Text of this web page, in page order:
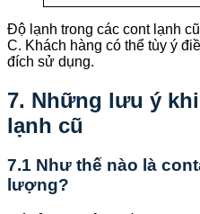
Độ lạnh trong các cont lạnh
C. Khách hàng có thể tùy ý
đích sử dụng.
7. Những lưu ý
lạnh cũ
7.1 Như thế nào là
lượng?